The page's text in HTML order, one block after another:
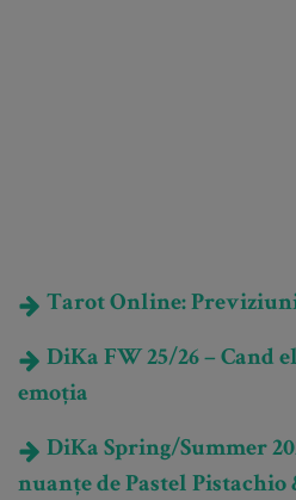
Tarot Online:
DiKa FW 25/26 – Cand
emoția
DiKa Spring/Summer
nuanțe de Pastel Pistachio